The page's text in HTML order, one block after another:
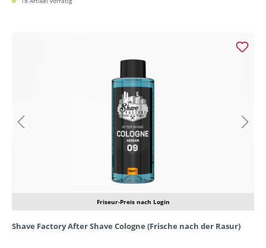
Friseur-Preis nach Login
Shave Factory After Shave Cologne (Frische nach der Rasur)